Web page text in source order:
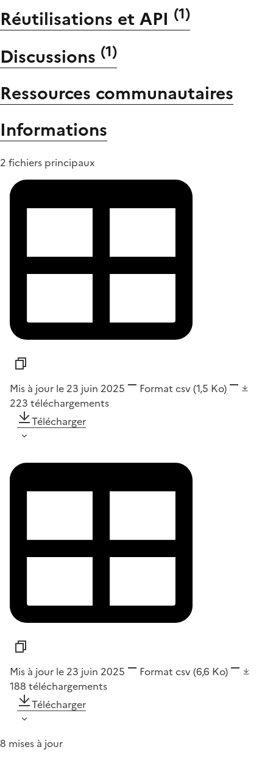
Réutilisations et API (1)
Discussions (1)
Ressources communautaires
Informations
2 fichiers principaux
Mis à jour le 23 juin 2025 Format csv(1,5 Ko)
223 téléchargements
Télécharger
Mis à jour le 23 juin 2025 Format csv(6,6 Ko)
188 téléchargements
Télécharger
8 mises à jour